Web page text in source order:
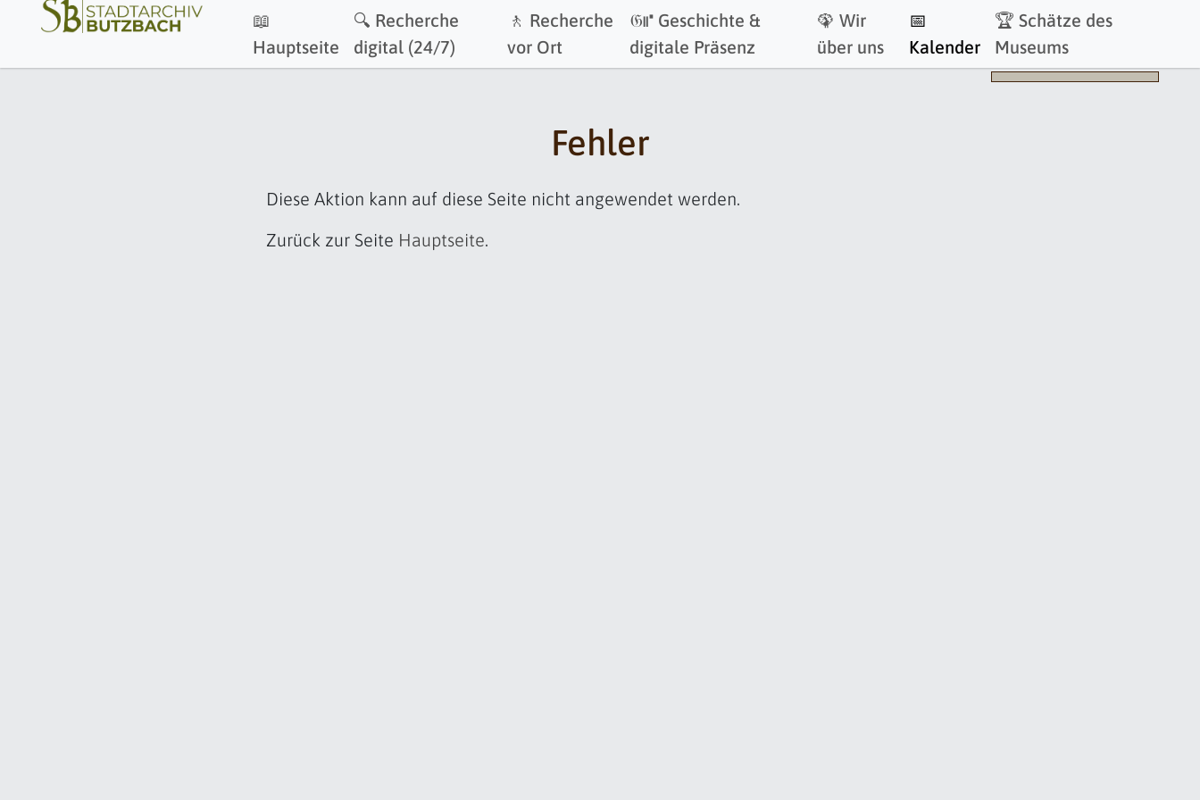
📖
Hauptseite
🔍 Recherche
digital (24/7)
🚶 Recherche
vor Ort
𝔊⑈ Geschichte &
digitale Präsenz
🦚 Wir
über uns
📅
Kalender
🏆 Schätze des
Museums
Fehler
Diese Aktion kann auf diese Seite nicht angewendet werden.
Zurück zur Seite Hauptseite